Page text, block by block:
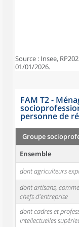
Source : Insee,
01/01/2026.
FAM T2 -
personne de
Groupe
Ensemble
dont agriculteurs
dont artisans,
chefs d'entreprise
dont cadres et
intellectuelles